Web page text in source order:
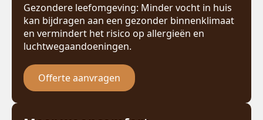
Gezondere leefomgeving: Minder vocht in huis
kan bijdragen aan een gezonder binnenklimaat
en vermindert het risico op allergieën en
luchtwegaandoeningen.
Offerte aanvragen